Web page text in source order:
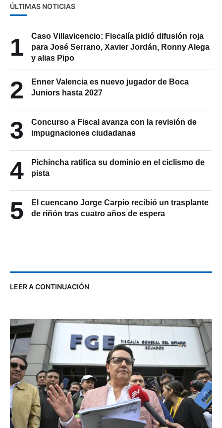
ÚLTIMAS NOTICIAS
1
Caso Villavicencio: Fiscalía pidió difusión roja
para José Serrano, Xavier Jordán, Ronny Alega
y alias Pipo
2
Enner Valencia es nuevo jugador de Boca
Juniors hasta 2027
3
Concurso a Fiscal avanza con la revisión de
impugnaciones ciudadanas
4
Pichincha ratifica su dominio en el ciclismo de
pista
5
El cuencano Jorge Carpio recibió un trasplante
de riñón tras cuatro años de espera
LEER A CONTINUACIÓN